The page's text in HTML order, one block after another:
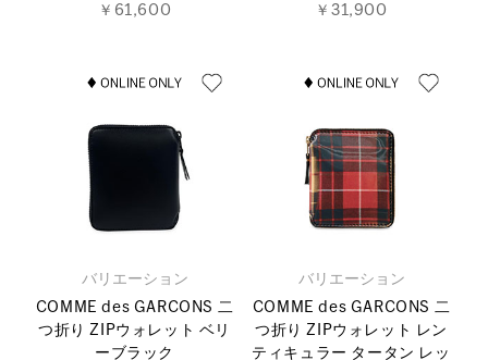
￥61,600
￥31,900
バリエーション
COMME des GARCONS 二
つ折り ZIPウォレット ベリ
ーブラック
バリエーション
COMME des GARCONS 二
つ折り ZIPウォレット レン
ティキュラー タータン レッ